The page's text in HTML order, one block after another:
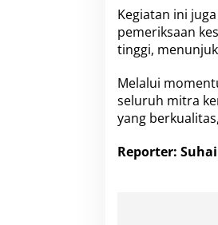
Kegiatan ini
pemeriksaan
tinggi,
Melalui
seluruh mitra
yang
Reporter: